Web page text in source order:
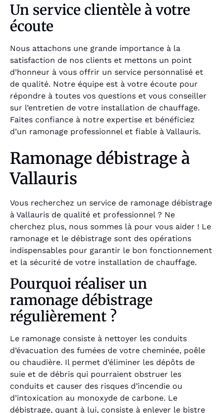
Un service clientèle à votre
écoute
Nous attachons une grande importance à la
satisfaction de nos clients et mettons un point
d’honneur à vous offrir un service personnalisé et
de qualité. Notre équipe est à votre écoute pour
répondre à toutes vos questions et vous conseiller
sur l’entretien de votre installation de chauffage.
Faites confiance à notre expertise et bénéficiez
d’un ramonage professionnel et fiable à Vallauris.
Ramonage débistrage à
Vallauris
Vous recherchez un service de ramonage débistrage
à Vallauris de qualité et professionnel ? Ne
cherchez plus, nous sommes là pour vous aider ! Le
ramonage et le débistrage sont des opérations
indispensables pour garantir le bon fonctionnement
et la sécurité de votre installation de chauffage.
Pourquoi réaliser un
ramonage débistrage
régulièrement ?
Le ramonage consiste à nettoyer les conduits
d’évacuation des fumées de votre cheminée, poêle
ou chaudière. Il permet d’éliminer les dépôts de
suie et de débris qui pourraient obstruer les
conduits et causer des risques d’incendie ou
d’intoxication au monoxyde de carbone. Le
débistrage, quant à lui, consiste à enlever le bistre